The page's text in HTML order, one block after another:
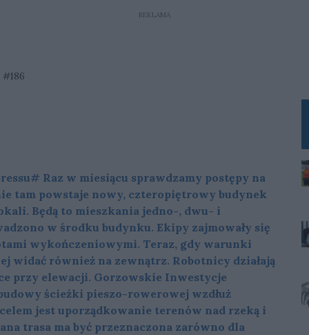
REKLAMA
Raz w miesiącu sprawdzamy postępy na
tam powstaje nowy, czteropiętrowy budynek
Będą to mieszkania jedno-, dwu- i
w środku budynku. Ekipy zajmowały się
wykończeniowymi. Teraz, gdy warunki
widać również na zewnątrz. Robotnicy działają
przy elewacji. Gorzowskie Inwestycje
ścieżki pieszo-rowerowej wzdłuż
jest uporządkowanie terenów nad rzeką i
trasa ma być przeznaczona zarówno dla